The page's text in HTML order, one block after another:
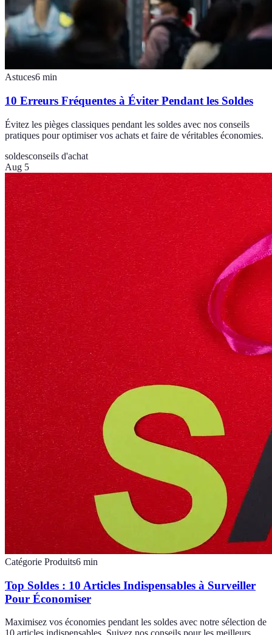
Astuces6 min
10 Erreurs Fréquentes à Éviter Pendant les Soldes
Évitez les pièges classiques pendant les soldes avec nos conseils
pratiques pour optimiser vos achats et faire de véritables économies.
soldesconseils d'achat
Aug 5
Catégorie Produits6 min
Top Soldes : 10 Articles Indispensables à Surveiller
Pour Économiser
Maximisez vos économies pendant les soldes avec notre sélection de